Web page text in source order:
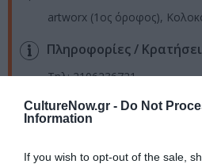
CultureNow.gr - Do Not
Information
If you wish to opt-out of the sale,
artworx (1ος όροφος),
Πληροφορίες /
Τηλ: 2106236721
Ακολουθήστε το